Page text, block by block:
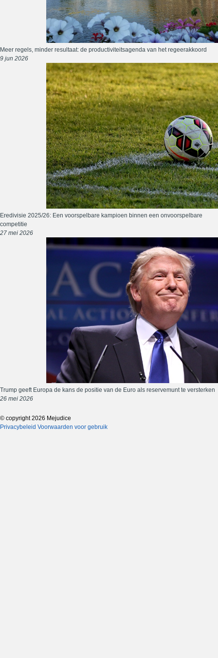
Meer regels, minder resultaat: de productiviteitsagenda van het regeerakkoord
9 jun 2026
Eredivisie 2025/26: Een voorspelbare kampioen binnen een onvoorspelbare
competitie
27 mei 2026
Trump geeft Europa de kans de positie van de Euro als reservemunt te versterken
26 mei 2026
© copyright 2026 Mejudice
Privacybeleid Voorwaarden voor gebruik